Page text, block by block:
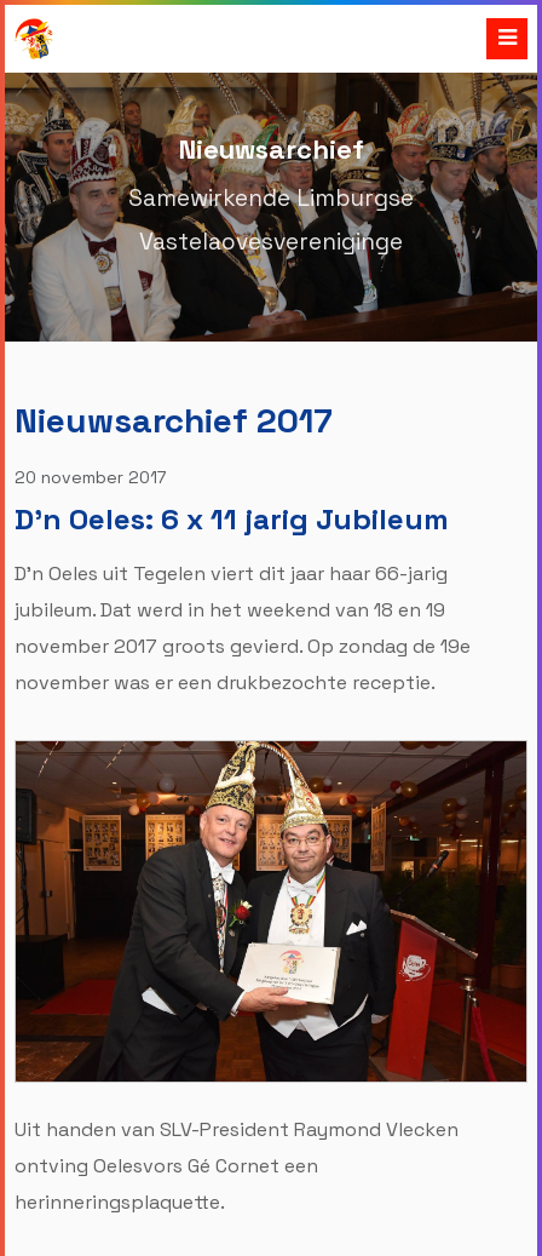
Nieuwsarchief
Samewirkende Limburgse
Vastelaovesvereniginge
Nieuwsarchief 2017
20 november 2017
D'n Oeles: 6 x 11 jarig Jubileum
D'n Oeles uit Tegelen viert dit jaar haar 66-jarig
jubileum. Dat werd in het weekend van 18 en 19
november 2017 groots gevierd. Op zondag de 19e
november was er een drukbezochte receptie.
Uit handen van SLV-President Raymond Vlecken
ontving Oelesvors Gé Cornet een
herinneringsplaquette.